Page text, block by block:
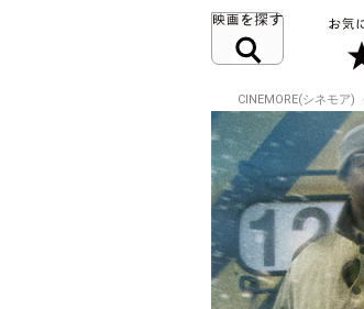
CINEMORE(シネモア)